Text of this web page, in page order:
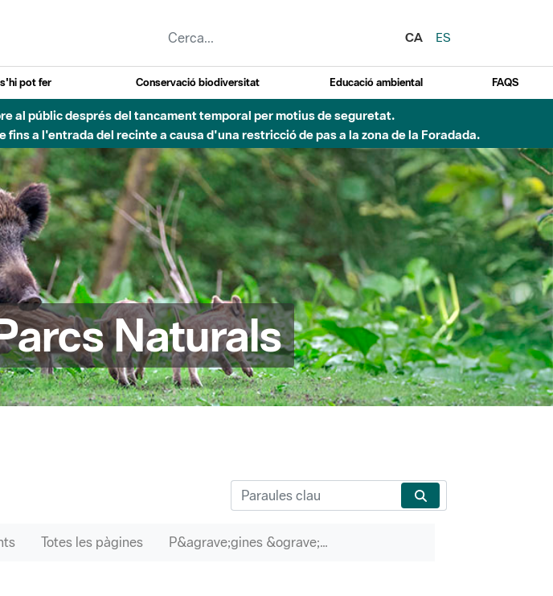
CA
ES
pot fer Conservació biodiversitat Educació ambiental FAQS
al públic després del tancament temporal per motius de seguretat.
a l'entrada del recinte a causa d'una restricció de pas a la zona de la Foradada.
Naturals
Totes les pàgines P&agrave;gines &ograve;rfenes